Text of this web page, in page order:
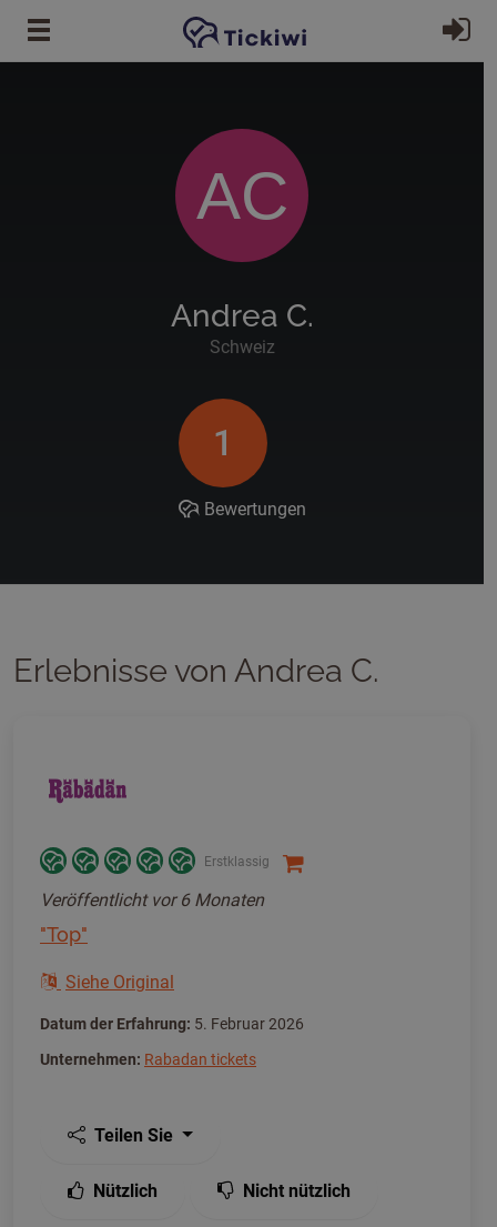
Zum Hauptinhalt springen
AC
Andrea C.
Schweiz
1
Bewertungen
Erlebnisse von Andrea C.
Erstklassig
Veröffentlicht vor 6 Monaten
"Top"
Siehe Original
Datum der Erfahrung: 5. Februar 2026
Unternehmen: Rabadan tickets
Teilen Sie
Nützlich Nicht nützlich